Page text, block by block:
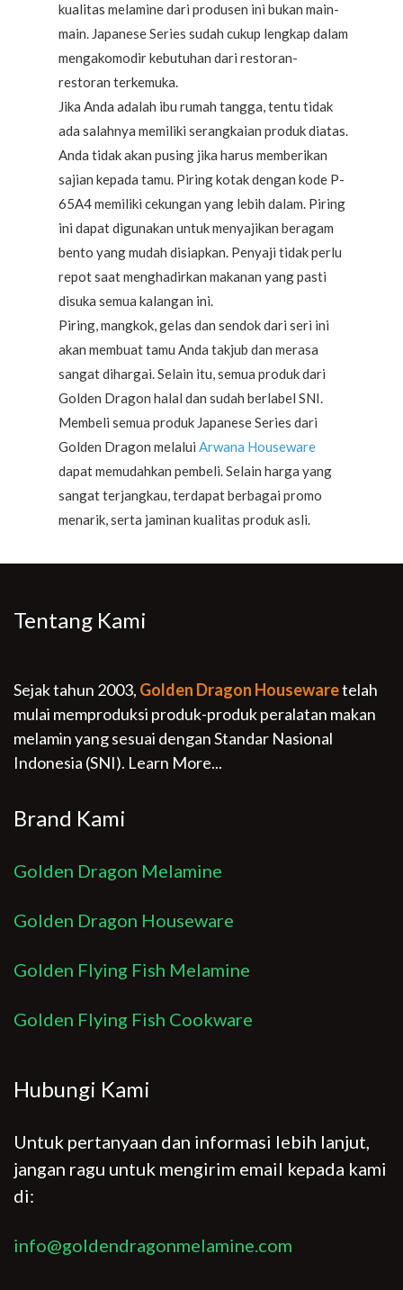
kualitas melamine dari produsen ini bukan main-
main. Japanese Series sudah cukup lengkap dalam
mengakomodir kebutuhan dari restoran-
restoran terkemuka.
Jika Anda adalah ibu rumah tangga, tentu tidak
ada salahnya memiliki serangkaian produk diatas.
Anda tidak akan pusing jika harus memberikan
sajian kepada tamu. Piring kotak dengan kode P-
65A4 memiliki cekungan yang lebih dalam. Piring
ini dapat digunakan untuk menyajikan beragam
bento yang mudah disiapkan. Penyaji tidak perlu
repot saat menghadirkan makanan yang pasti
disuka semua kalangan ini.
Piring, mangkok, gelas dan sendok dari seri ini
akan membuat tamu Anda takjub dan merasa
sangat dihargai. Selain itu, semua produk dari
Golden Dragon halal dan sudah berlabel SNI.
Membeli semua produk Japanese Series dari
Golden Dragon melalui Arwana Houseware
dapat memudahkan pembeli. Selain harga yang
sangat terjangkau, terdapat berbagai promo
menarik, serta jaminan kualitas produk asli.
Tentang Kami
Sejak tahun 2003, Golden Dragon Housewaretelah
mulai memproduksi produk-produk peralatan makan
melamin yang sesuai dengan Standar Nasional
Indonesia (SNI). Learn More...
Brand Kami
Golden Dragon Melamine
Golden Dragon Houseware
Golden Flying Fish Melamine
Golden Flying Fish Cookware
Hubungi Kami
Untuk pertanyaan dan informasi lebih lanjut,
jangan ragu untuk mengirim email kepada kami
di:
info@goldendragonmelamine.com